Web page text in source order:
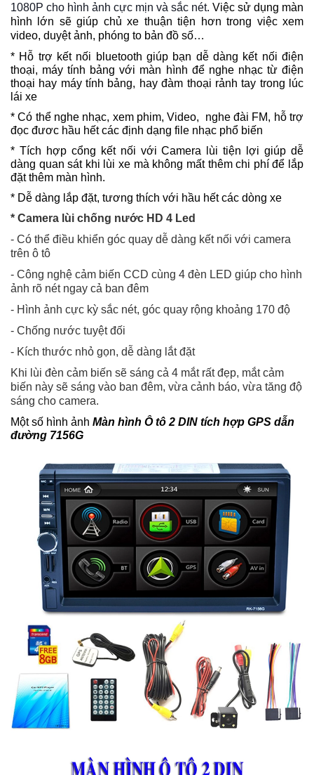
1080P cho hình ảnh cực mịn và sắc nét. Việc sử dụng màn
hình lớn sẽ giúp chủ xe thuận tiện hơn trong việc xem
video, duyệt ảnh, phóng to bản đồ số…
* Hỗ trợ kết nối bluetooth giúp bạn dễ dàng kết nối điện
thoại, máy tính bảng với màn hình để nghe nhạc từ điện
thoại hay máy tính bảng, hay đàm thoại rảnh tay trong lúc
lái xe
* Có thể nghe nhạc, xem phim, Video, nghe đài FM, hỗ trợ
đọc đươc hầu hết các định dạng file nhạc phổ biến
* Tích hợp cổng kết nối với Camera lùi tiện lợi giúp dễ
dàng quan sát khi lùi xe mà không mất thêm chi phí để lắp
đặt thêm màn hình.
* Dễ dàng lắp đặt, tương thích với hầu hết các dòng xe
* Camera lùi chống nước HD 4 Led
- Có thể điều khiển góc quay dễ dàng kết nối với camera
trên ô tô
- Công nghệ cảm biến CCD cùng 4 đèn LED giúp cho hình
ảnh rõ nét ngay cả ban đêm
- Hình ảnh cực kỳ sắc nét, góc quay rộng khoảng 170 độ
- Chống nước tuyệt đối
- Kích thước nhỏ gọn, dễ dàng lắt đặt
Khi lùi đèn cảm biến sẽ sáng cả 4 mắt rất đẹp, mắt cảm
biến này sẽ sáng vào ban đêm, vừa cảnh báo, vừa tăng độ
sáng cho camera.
Một số hình ảnh Màn hình Ô tô 2 DIN tích hợp GPS dẫn
đường 7156G